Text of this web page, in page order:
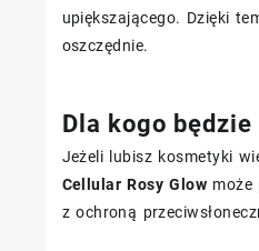
upiększającego. Dzięki
oszczędnie.
Dla kogo
Jeżeli lubisz kosmetyki
Cellular Rosy Glow może
z ochroną